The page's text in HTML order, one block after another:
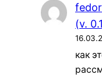
(v.
как